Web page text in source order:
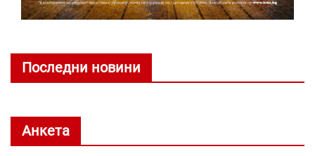
Последни новини
Анкета